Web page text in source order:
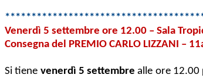
Venerdì 5 settembre ore 12.00 – Sala
Consegna del PREMIO CARLO LIZZANI –
Si tiene venerdì 5 settembre alle ore 12.00